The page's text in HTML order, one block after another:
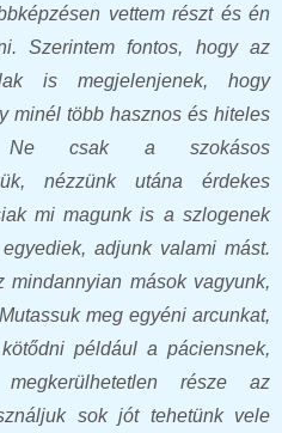
vettem részt és én
Szerintem fontos, hogy az
is megjelenjenek, hogy
minél több hasznos és hiteles
Ne csak a szokásos
nézzünk utána érdekes
mi magunk is a szlogenek
adjunk valami mást.
mások vagyunk,
meg egyéni arcunkat,
például a páciensnek,
része az
sok jót tehetünk vele